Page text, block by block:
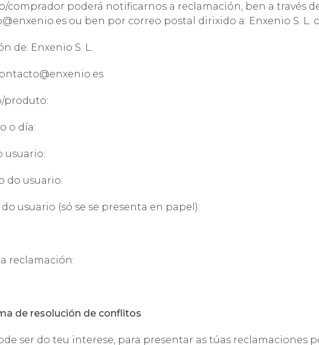
comprador poderá notificarnos a reclamación, ben a través
ou ben por correo postal dirixido a: Enxenio S.
de: Enxenio S. L.
produto:
o día:
usuario:
do usuario:
usuario (só se se presenta en papel):
reclamación:
de resolución de conflitos
ser do teu interese, para presentar as túas reclamaciones